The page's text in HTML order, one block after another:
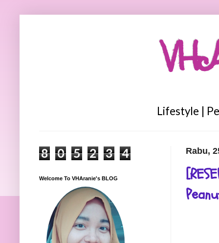
Lifestyle |
Rabu,
8 0 5 2 3 4
Welcome To VHAranie's BLOG